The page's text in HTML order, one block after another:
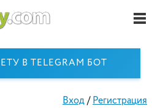
В TELEGRAM БОТ
Вход/Регистрация